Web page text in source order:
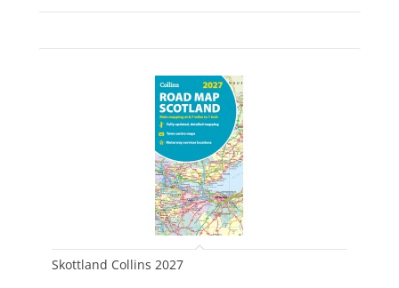
Skottland Collins 2027